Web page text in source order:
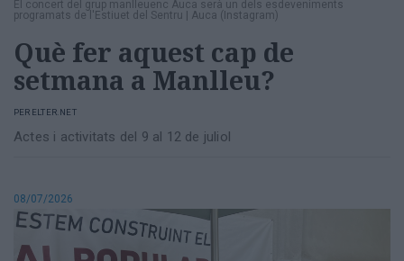
El concert del grup manlleuenc Auca serà un dels esdeveniments
programats de l'Estiuet del Sentru
Auca (Instagram)
Què fer aquest cap de
setmana a Manlleu?
PER ELTER.NET
Actes i activitats del 9 al 12 de juliol
08/07/2026